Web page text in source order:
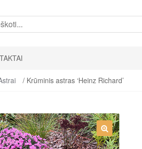
/ Krūminis astras ‘Heinz Richard’